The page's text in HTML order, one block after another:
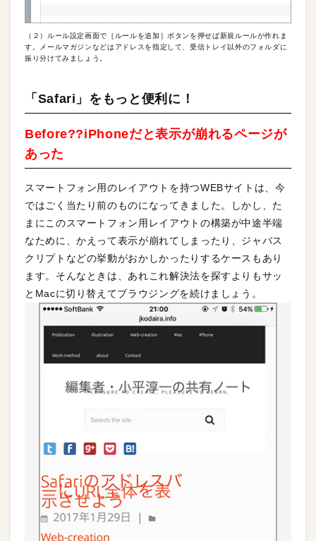
（２）ルール設定画面で［ルールを追加］ボタンを押せば新規ルールが作れま
す。メールマガジンなどはアドレスを指定して、受信トレイ以外のフォルダに
振り分けてみましょう。
「Safari」をもっと便利に！
Before??iPhoneだと表示が崩れるページが
あった
スマートフォン用のレイアウトを持つWEBサイトは、今
ではごく当たり前のものになってきました。しかし、た
まにこのスマートフォン用レイアウトの構築が中途半端
なために、かえって表示が崩れてしまったり、ジャバス
クリプトなどの挙動がおかしかったりするケースもあり
ます。そんなときは、あれこれ解決法を探すよりもサッ
とMacに切り替えてブラウジングを続けましょう。